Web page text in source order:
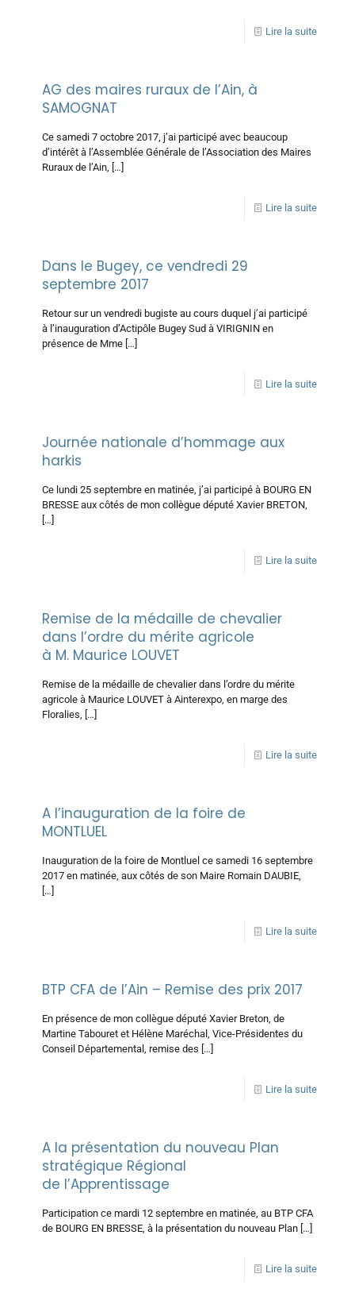
Lire la suite
AG des maires ruraux de l’Ain, à
SAMOGNAT
Ce samedi 7 octobre 2017, j’ai participé avec beaucoup
d’intérêt à l’Assemblée Générale de l’Association des Maires
Ruraux de l’Ain, […]
Lire la suite
Dans le Bugey, ce vendredi 29
septembre 2017
Retour sur un vendredi bugiste au cours duquel j’ai participé
à l’inauguration d’Actipôle Bugey Sud à VIRIGNIN en
présence de Mme […]
Lire la suite
Journée nationale d’hommage aux
harkis
Ce lundi 25 septembre en matinée, j’ai participé à BOURG EN
BRESSE aux côtés de mon collègue député Xavier BRETON,
[…]
Lire la suite
Remise de la médaille de chevalier
dans l’ordre du mérite agricole
à M. Maurice LOUVET
Remise de la médaille de chevalier dans l’ordre du mérite
agricole à Maurice LOUVET à Ainterexpo, en marge des
Floralies, […]
Lire la suite
A l’inauguration de la foire de
MONTLUEL
Inauguration de la foire de Montluel ce samedi 16 septembre
2017 en matinée, aux côtés de son Maire Romain DAUBIE,
[…]
Lire la suite
BTP CFA de l’Ain – Remise des prix 2017
En présence de mon collègue député Xavier Breton, de
Martine Tabouret et Hélène Maréchal, Vice-Présidentes du
Conseil Départemental, remise des […]
Lire la suite
A la présentation du nouveau Plan
stratégique Régional
de l’Apprentissage
Participation ce mardi 12 septembre en matinée, au BTP CFA
de BOURG EN BRESSE, à la présentation du nouveau Plan […]
Lire la suite